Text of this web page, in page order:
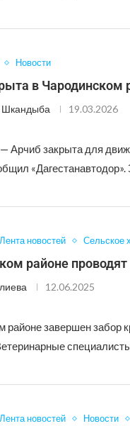
Новости
в Чародинском
Шкандыба 19.03.2026
Арчиб закрыта для
Лента новостей Сельское
районе
12.06.2025
районе завершен забор
Лента новостей Новости